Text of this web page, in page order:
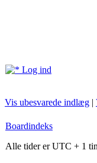
Log ind
Vis ubesvarede indlæg |
Boardindeks
Alle tider er UTC + 1